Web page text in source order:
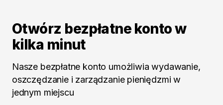
Otwórz bezpłatne konto w
kilka minut
Nasze bezpłatne konto umożliwia wydawanie,
oszczędzanie i zarządzanie pieniędzmi w
jednym miejscu